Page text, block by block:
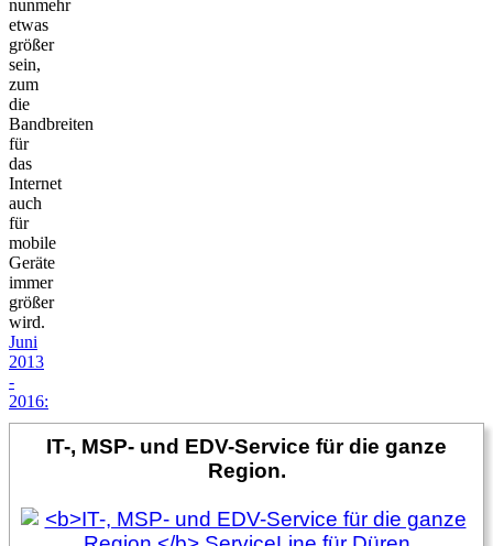
nunmehr
etwas
größer
sein,
zum
die
Bandbreiten
für
das
Internet
auch
für
mobile
Geräte
immer
größer
wird.
Juni
2013
-
2016:
IT-, MSP- und EDV-Service für die ganze
Region.